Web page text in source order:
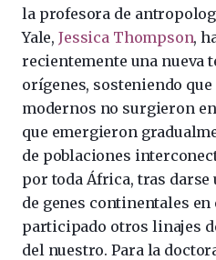
la profesora de
Yale,Jessica Thompson,
recientemente una nueva
orígenes, sosteniendo
modernos no surgieron
que emergieron
de poblaciones
por toda África, tras
de genes continentales
participado otros linajes
del nuestro. Para la